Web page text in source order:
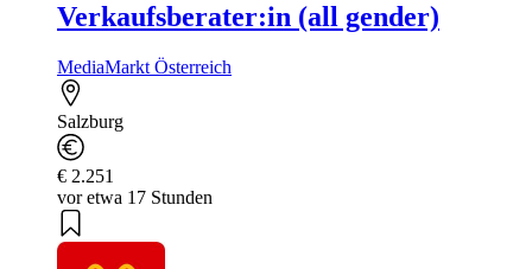
Verkaufsberater:in (all gender)
MediaMarkt Österreich
Salzburg
€ 2.251
vor etwa 17 Stunden